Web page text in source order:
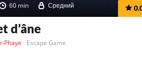
60 min Средний
d’âne
Phaye Escape Game